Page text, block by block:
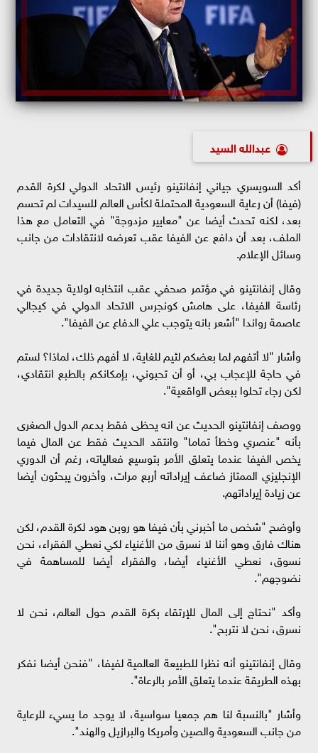
عبدالله السيد
أكد السويسري جياني إنفانتينو رئيس الاتحاد الدولي لكرة القدم
(فيفا) أن رعاية السعودية المحتملة لكأس العالم للسيدات لم تحسم
بعد، لكنه تحدث أيضا عن "معايير مزدوجة" في التعامل مع هذا
الملف، بعد أن دافع عن الفيفا عقب تعرضه لانتقادات من جانب
وسائل الإعلام.
وقال إنفانتينو في مؤتمر صحفي عقب انتخابه لولاية جديدة في
رئاسة الفيفا، على هامش كونجرس الاتحاد الدولي في كيجالي
عاصمة رواندا "أشعر بانه يتوجب علي الدفاع عن الفيفا".
وأشار "لا أتفهم لما بعضكم لئيم للغاية، لا أفهم ذلك، لماذا؟ لستم
في حاجة للإعجاب بي، أو أن تحبوني، بإمكانكم بالطبع انتقادي،
لكن رجاء تحلوا ببعض الواقعية".
ووصف إنفانتينو الحديث عن انه يحظى فقط بدعم الدول الصغرى
بأنه "عنصري وخطأ تماما" وانتقد الحديث فقط عن المال فيما
يخص الفيفا عندما يتعلق الأمر بتوسيع فعالياته، رغم أن الدوري
الإنجليزي الممتاز ضاعف إيراداته أربع مرات، وأخرون يبحثون أيضا
عن زيادة إيراداتهم.
وأوضح "شخص ما أخبرني بأن فيفا هو روبن هود لكرة القدم، لكن
هناك فارق وهو أننا لا نسرق من الأغنياء لكي نعطي الفقراء، نحن
نسوق، نعطي الأغنياء أيضا، والفقراء أيضا للمساهمة في
نضوجهم".
وأكد "نحتاج إلى المال للإرتقاء بكرة القدم حول العالم، نحن لا
نسرق، نحن لا نتربح".
وقال إنفانتينو أنه نظرا للطبيعة العالمية لفيفا، "فنحن أيضا نفكر
بهذه الطريقة عندما يتعلق الأمر بالرعاة".
وأشار "بالنسبة لنا هم جمعيا سواسية، لا يوجد ما يسيء للرعاية
من جانب السعودية والصين وأمريكا والبرازيل والهند".